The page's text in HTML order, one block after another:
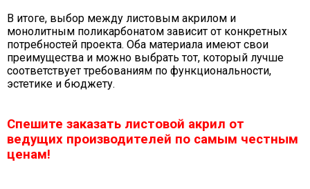
В итоге, выбор между листовым акрилом и
монолитным поликарбонатом зависит от конкретных
потребностей проекта. Оба материала имеют свои
преимущества и можно выбрать тот, который лучше
соответствует требованиям по функциональности,
эстетике и бюджету.
Спешите заказать листовой акрил от
ведущих производителей по самым честным
ценам!